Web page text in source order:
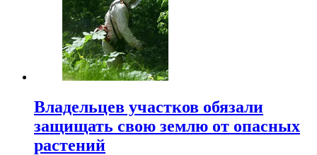
Владельцев участков обязали
защищать свою землю от опасных
растений